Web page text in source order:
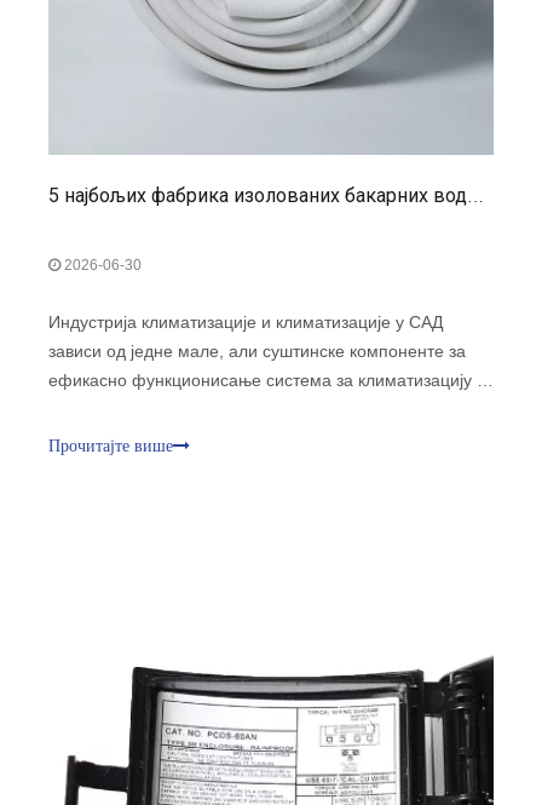
5 најбољих фабрика изолованих бакарних водова у САД
2026-06-30
Индустрија климатизације и климатизације у САД
зависи од једне мале, али суштинске компоненте за
ефикасно функционисање система за климатизацију и
компресори, кондензатори и испаривачи често добијају
Прочитајте више